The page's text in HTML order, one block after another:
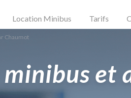
Location Minibus Tarifs
Chaumot
et